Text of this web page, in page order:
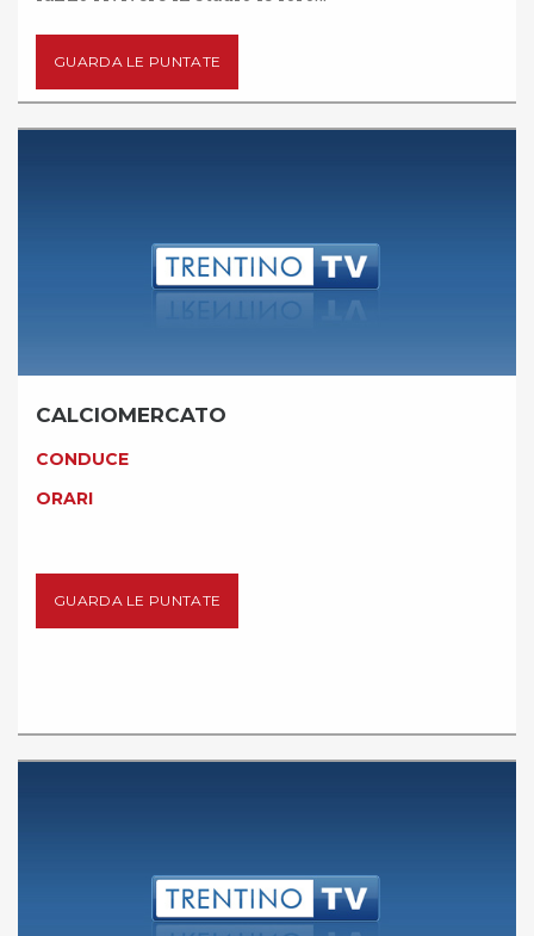
GUARDA LE PUNTATE
CALCIOMERCATO
CONDUCE
ORARI
GUARDA LE PUNTATE